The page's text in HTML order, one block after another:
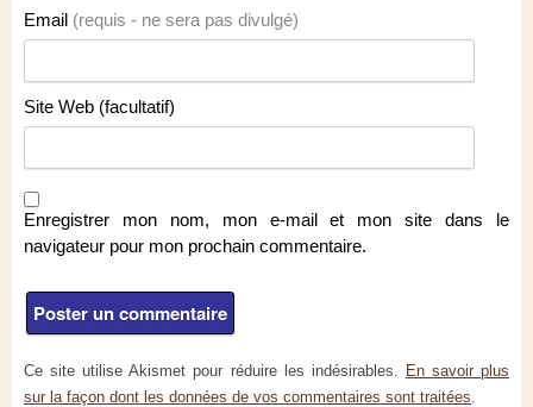
Email (requis - ne sera pas divulgé)
Site Web (facultatif)
Enregistrer mon nom, mon e-mail et mon site dans le
navigateur pour mon prochain commentaire.
Ce site utilise Akismet pour réduire les indésirables. En savoir plus
sur la façon dont les données de vos commentaires sont traitées